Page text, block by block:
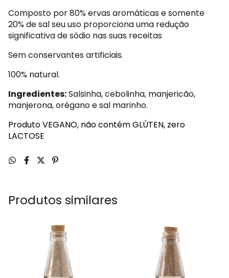
Composto por 80% ervas aromáticas e somente
20% de sal seu uso proporciona uma redução
significativa de sódio nas suas receitas
Sem conservantes artificiais.
100% natural.
Ingredientes:Salsinha, cebolinha, manjericão,
manjerona, orégano e sal marinho.
Produto VEGANO, não contém GLÚTEN, zero
LACTOSE
Produtos similares